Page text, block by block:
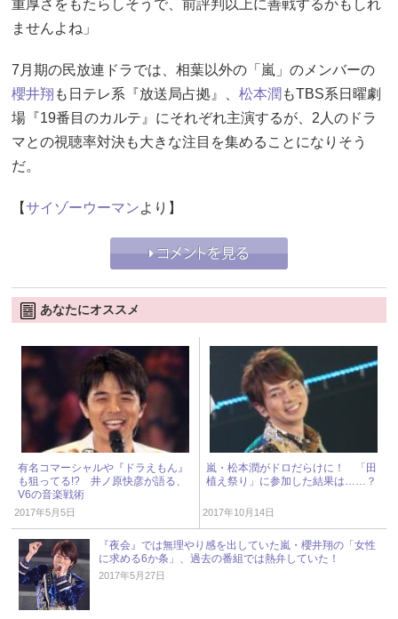
重厚さをもたらしそうで、前評判以上に善戦するかもしれ
ませんよね」
7月期の民放連ドラでは、相葉以外の「嵐」のメンバーの
櫻井翔 も日テレ系『放送局占拠』、 松本潤 もTBS系日曜劇
場『19番目のカルテ』にそれぞれ主演するが、2人のドラ
マとの視聴率対決も大きな注目を集めることになりそう
だ。
【サイゾーウーマンより】
あなたにオススメ
有名コマーシャルや『ドラえもん』
も狙ってる!? 井ノ原快彦が語る、
V6の音楽戦術
2017年5月5日
嵐・松本潤がドロだらけに！ 「田
植え祭り」に参加した結果は……？
2017年10月14日
『夜会』では無理やり感を出していた嵐・櫻井翔の「女性
に求める6か条」、過去の番組では熱弁していた！
2017年5月27日